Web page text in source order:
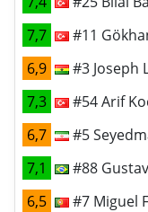
7,7
#11
6,9
#3 Joseph
7,3
#54 Arif
6,7
#5
7,1
#88
6,5
#7 Miguel